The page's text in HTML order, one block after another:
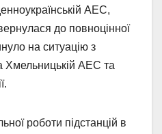
АЕС,
до повноцінної
на ситуацію з
Хмельницькій АЕС та
роботи підстанцій в